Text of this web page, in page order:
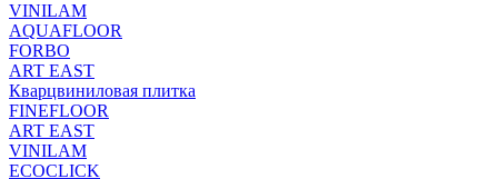
VINILAM
AQUAFLOOR
FORBO
ART EAST
Кварцвиниловая плитка
FINEFLOOR
ART EAST
VINILAM
ECOCLICK